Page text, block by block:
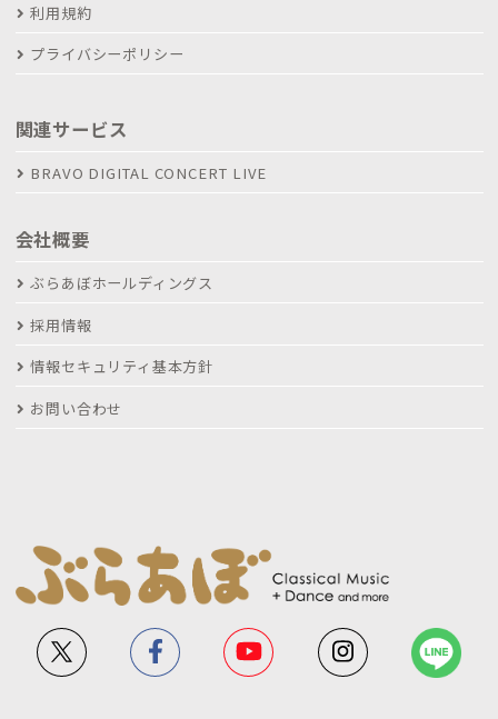
利用規約
プライバシーポリシー
関連サービス
BRAVO DIGITAL CONCERT LIVE
会社概要
ぶらあぼホールディングス
採用情報
情報セキュリティ基本方針
お問い合わせ